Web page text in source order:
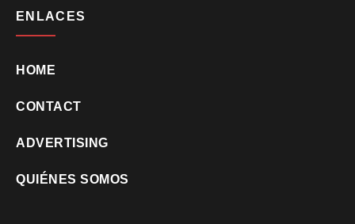
ENLACES
HOME
CONTACT
ADVERTISING
QUIÉNES SOMOS